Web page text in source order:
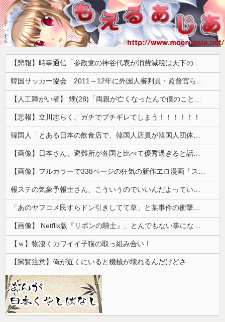
【悲報】時事通信「参政党の神谷代表が消費減税は天下の愚策と批判してるぞ！」 → 安藤幹事長「タイトルに偽りあり！『参政党は消費税廃止派、減税派』」ｗｗｗｗｗｗｗｗ
韓国サッカー協会 2011～12年に外国人審判員・監督官ら10数人を性接待（W杯予選、五輪予選が含まれる）国会議員が事実確認
【人工障がい者】 甥(28)「両親が亡くなったんで僕のこと引き取ってほしいんですけど！」なんでいい年したヒキニートを引き取らなきゃいけないんだ...
【悲報】立川志らく、ガチでブチギレてしまう！！！！！！
韓国人「とある日本の飲食店で、韓国人店員が韓国人団体客と口論になった理由がこちら・・・」
【画像】日本さん、避難所が各国と比べて優秀過ぎると話題に
【画像】フルカラーで338ページの狂気の新作ヱロ漫画「スパ・カイラクーア4」発売から2週間で7万部売れるｗｗｗｗｗ
報ステの気象予報士さん、こういうのでいいんだよっていう横乳の張り
「あのヤフコメ民すらドン引きしてて草」と某事件の衝撃的な公判が話題に、なんか変な力が働いてんのかってくらい……
【画像】 Netflix版『リボンの騎士』、とんでもない事になるｗｗｗｗｗ
【ｗ】物凄くカワイイ子猫の取っ組み合い！
【閲覧注意】俺が近くにいると機械が壊れるんだけどさ